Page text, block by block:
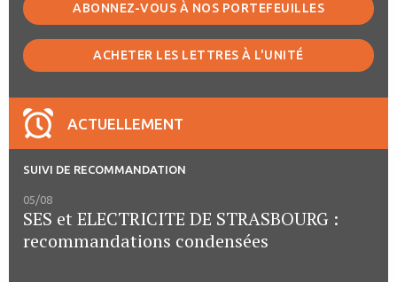
ABONNEZ-VOUS À NOS PORTEFEUILLES
ACHETER LES LETTRES À L'UNITÉ
ACTUELLEMENT
SUIVI DE RECOMMANDATION
05/08
SES et ELECTRICITE DE STRASBOURG :
recommandations condensées